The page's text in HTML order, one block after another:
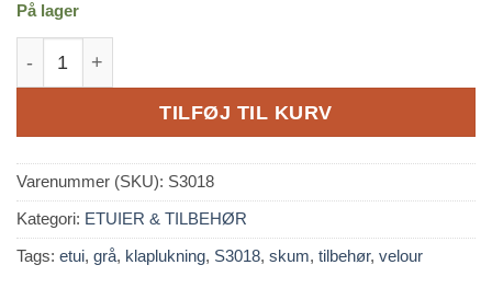
På lager
TILFØJ TIL KURV
Varenummer (SKU): S3018
Kategori: ETUIER & TILBEHØR
Tags: etui, grå, klaplukning, S3018, skum, tilbehør, velour